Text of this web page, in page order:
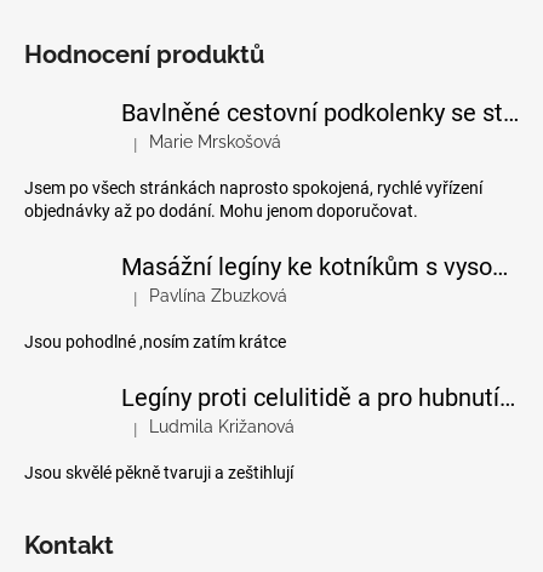
Hodnocení produktů
Bavlněné cestovní podkolenky se stupňovanou kompresí
Hodnocení produktu je 5 z 5 hvězdiček.
| Marie Mrskošová
Jsem po všech stránkách naprosto spokojená, rychlé vyřízení
objednávky až po dodání. Mohu jenom doporučovat.
Masážní legíny ke kotníkům s vysokým pasem
Hodnocení produktu je 4 z 5 hvězdiček.
| Pavlína Zbuzková
Jsou pohodlné ,nosím zatím krátce
Legíny proti celulitidě a pro hubnutí pomocí FIR efektu
Hodnocení produktu je 5 z 5 hvězdiček.
| Ludmila Križanová
Jsou skvělé pěkně tvaruji a zeštihlují
Kontakt